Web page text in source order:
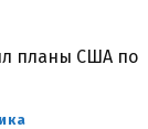
планы США по